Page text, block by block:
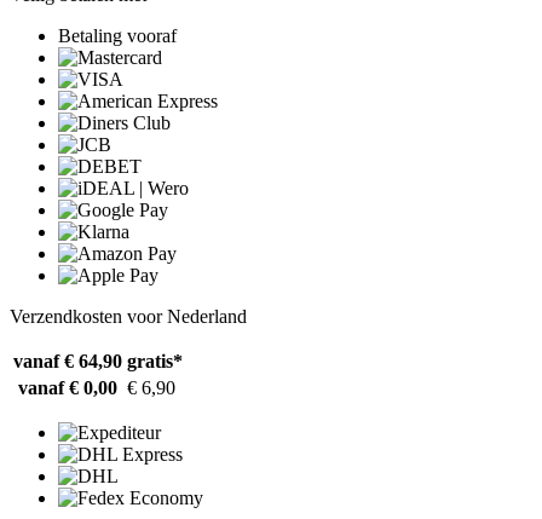
Betaling vooraf
Verzendkosten voor Nederland
vanaf € 64,90 gratis*
vanaf € 0,00 € 6,90